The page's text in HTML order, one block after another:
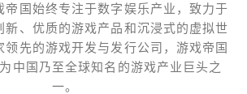
帝国始终专注于数字娱乐产业，致力于
新、优质的游戏产品和沉浸式的虚拟世
领先的游戏开发与发行公司，游戏帝国
中国乃至全球知名的游戏产业巨头之
一。